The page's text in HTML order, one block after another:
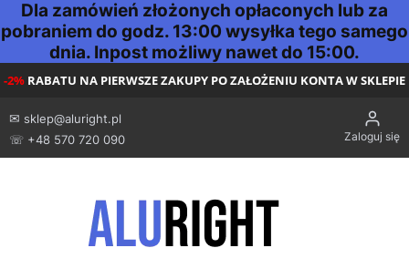
Dla zamówień złożonych opłaconych lub za
pobraniem do godz. 13:00 wysyłka tego samego
dnia. Inpost możliwy nawet do 15:00.
-2% RABATU NA PIERWSZE ZAKUPY PO ZAŁOŻENIU KONTA W SKLEPIE
✉ sklep@aluright.pl
☏ +48 570 720 090
Zaloguj się